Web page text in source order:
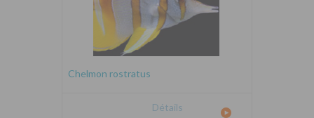
Chelmon rostratus
Détails